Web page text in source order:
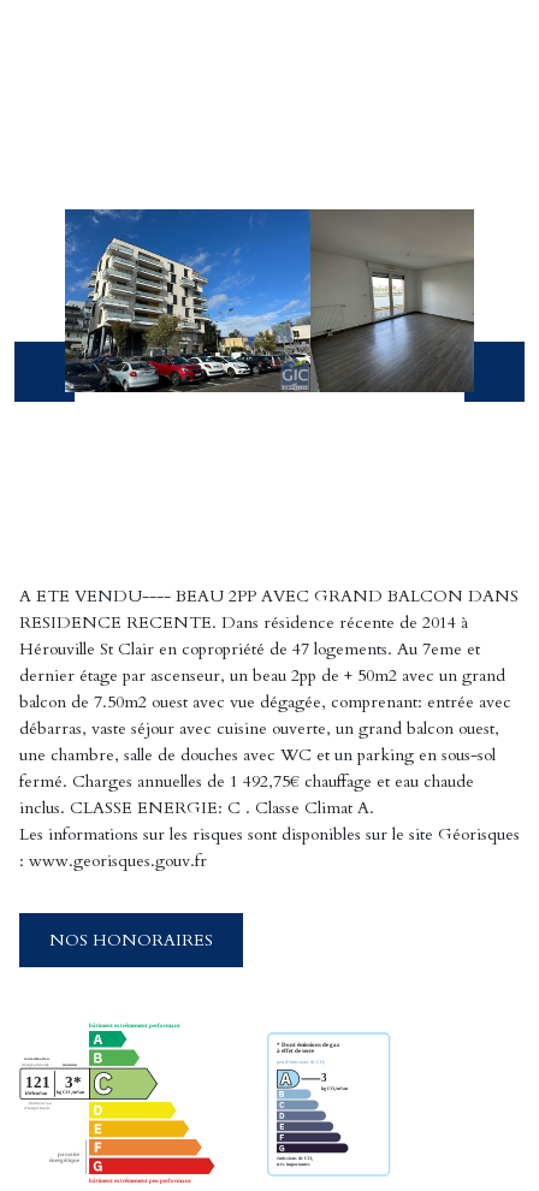
A ETE VENDU---- BEAU 2PP AVEC GRAND BALCON DANS
RESIDENCE RECENTE. Dans résidence récente de 2014 à
Hérouville St Clair en copropriété de 47 logements. Au 7eme et
dernier étage par ascenseur, un beau 2pp de + 50m2 avec un grand
balcon de 7.50m2 ouest avec vue dégagée, comprenant: entrée avec
débarras, vaste séjour avec cuisine ouverte, un grand balcon ouest,
une chambre, salle de douches avec WC et un parking en sous-sol
fermé. Charges annuelles de 1 492,75€ chauffage et eau chaude
inclus. CLASSE ENERGIE: C . Classe Climat A.
Les informations sur les risques sont disponibles sur le site Géorisques
: www.georisques.gouv.fr
NOS HONORAIRES